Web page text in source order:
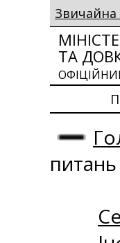
Звичайна
ТА
питань